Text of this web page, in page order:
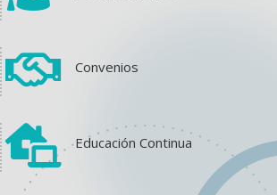
 Convenios
 Educación Continua